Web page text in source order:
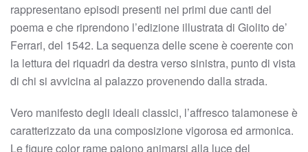
rappresentano episodi presenti nei primi due canti del
poema e che riprendono l’edizione illustrata di Giolito de’
Ferrari, del 1542. La sequenza delle scene è coerente con
la lettura dei riquadri da destra verso sinistra, punto di vista
di chi si avvicina al palazzo provenendo dalla strada.
Vero manifesto degli ideali classici, l’affresco talamonese è
caratterizzato da una composizione vigorosa ed armonica.
Le figure color rame paiono animarsi alla luce del